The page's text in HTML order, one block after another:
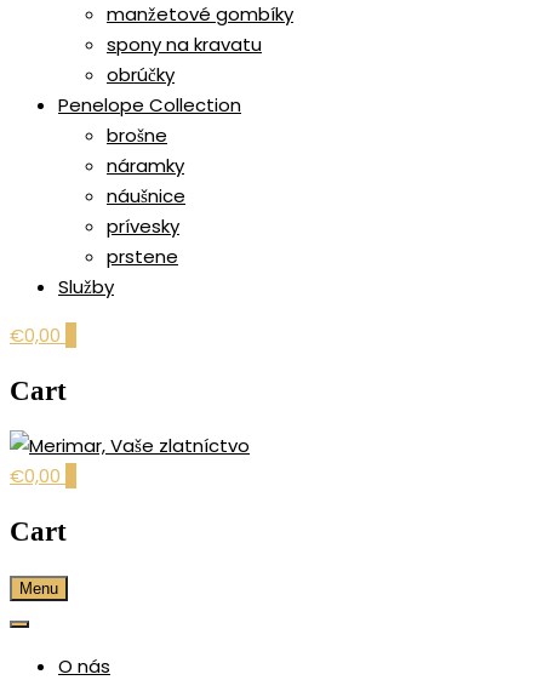
manžetové gombíky
spony na kravatu
obrúčky
Penelope Collection
brošne
náramky
náušnice
prívesky
prstene
Služby
€0,00
Cart
šperky pre každú príležitosť
€0,00
Cart
Menu
O nás